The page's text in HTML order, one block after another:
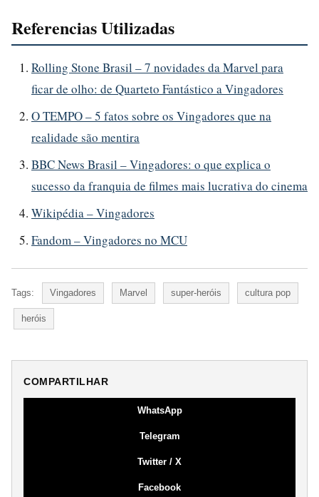
Referencias Utilizadas
Rolling Stone Brasil – 7 novidades da Marvel para
ficar de olho: de Quarteto Fantástico a Vingadores
O TEMPO – 5 fatos sobre os Vingadores que na
realidade são mentira
BBC News Brasil – Vingadores: o que explica o
sucesso da franquia de filmes mais lucrativa do cinema
Wikipédia – Vingadores
Fandom – Vingadores no MCU
Tags: Vingadores Marvel super-heróis cultura pop
heróis
COMPARTILHAR
WhatsApp
Telegram
Twitter / X
Facebook